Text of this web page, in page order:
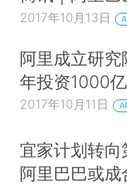
2017年10月13日
阿里成立研究
年投资1000亿
2017年10月11日
宜家计划转向
阿里巴巴或成